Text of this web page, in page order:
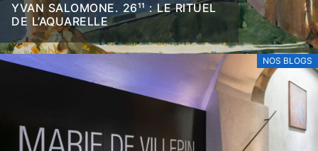
YVAN SALOMONE. 26¹¹ : LE RITUEL
DE L’AQUARELLE
NOS BLOGS